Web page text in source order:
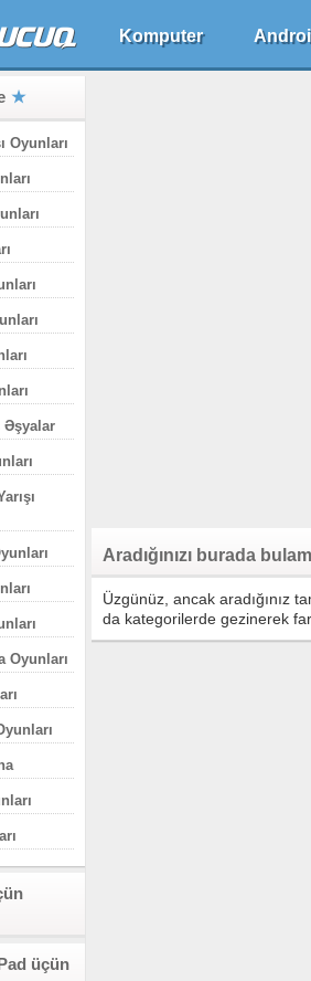
Komputer
Oyunları
Əşyalar
Oyunları
üçün
Aradığınızı burada
Üzgünüz, ancak aradığınız
da kategorilerde gezinerek